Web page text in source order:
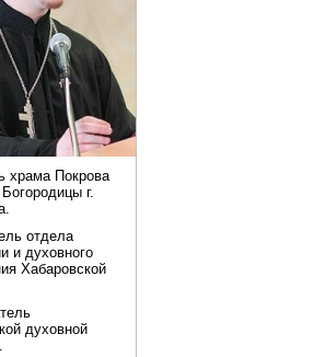
храма Покрова
г.
отдела
и духовного
Хабаровской
духовной